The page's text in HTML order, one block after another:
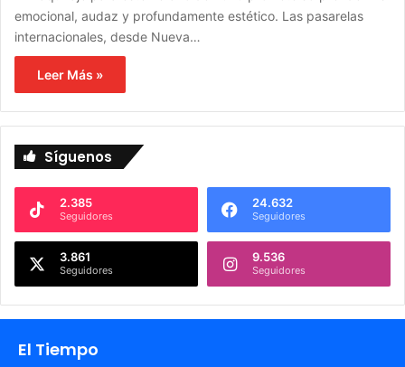
emocional, audaz y profundamente estético. Las pasarelas
internacionales, desde Nueva…
Leer Más »
Síguenos
2.385
Seguidores
24.632
Seguidores
3.861
Seguidores
9.536
Seguidores
El Tiempo